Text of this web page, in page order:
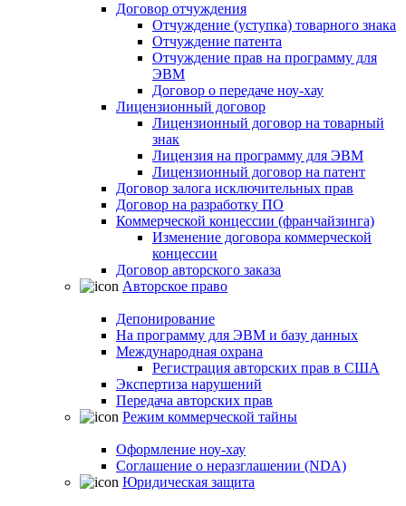
Договор отчуждения
Отчуждение (уступка) товарного знака
Отчуждение патента
Отчуждение прав на программу для
ЭВМ
Договор о передаче ноу-хау
Лицензионный договор
Лицензионный договор на товарный
знак
Лицензия на программу для ЭВМ
Лицензионный договор на патент
Договор залога исключительных прав
Договор на разработку ПО
Коммерческой концессии (франчайзинга)
Изменение договора коммерческой
концессии
Договор авторского заказа
Авторское право
Депонирование
На программу для ЭВМ и базу данных
Международная охрана
Регистрация авторских прав в США
Экспертиза нарушений
Передача авторских прав
Режим коммерческой тайны
Оформление ноу-хау
Соглашение о неразглашении (NDA)
Юридическая защита